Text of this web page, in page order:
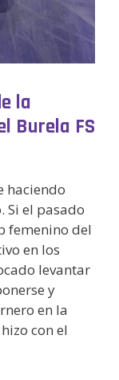
la
Burela FS
haciendo
Si el pasado
femenino del
en los
levantar
y
en la
con el